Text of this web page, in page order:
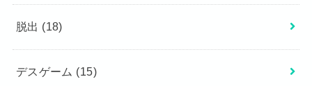
脱出 (18)
デスゲーム (15)